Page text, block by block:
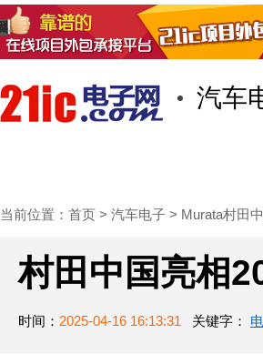
汽车
当前位置： 首页 > 汽车电子 > Murata村田
村田中国亮相
时间： 2025-04-16 16:13:31 关键字：